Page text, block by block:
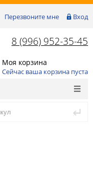
Перезвоните мне Вход
8 (996) 952-35-45
Моя корзина
Сейчас ваша корзина пуста